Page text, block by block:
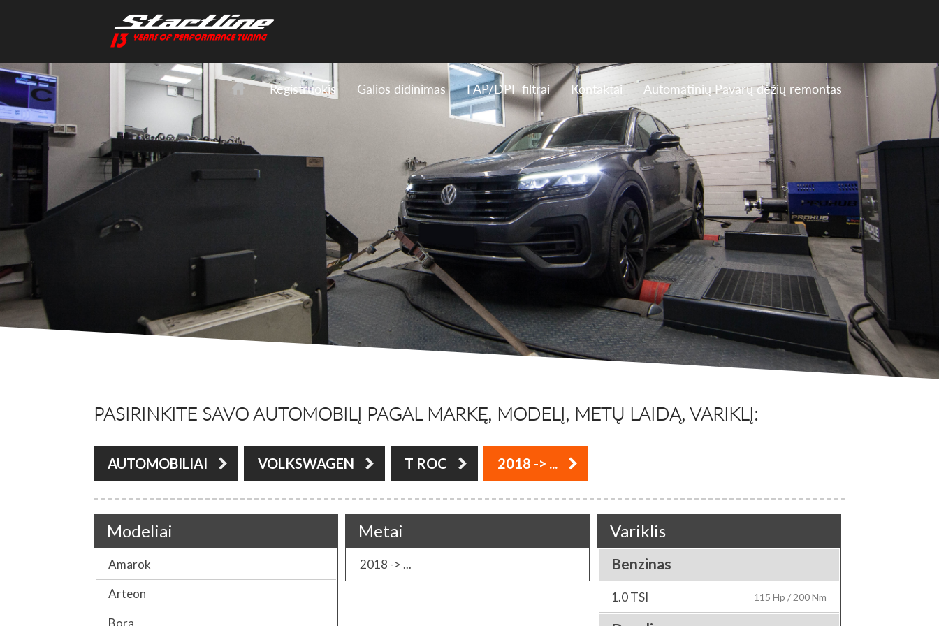
Registruokis Galios didinimas FAP/DPF filtrai Kontaktai Automatinių Pavarų dėžių remontas
PASIRINKITE SAVO AUTOMOBILĮ PAGAL MARKĘ, MODELĮ, METŲ LAIDĄ, VARIKLĮ:
AUTOMOBILIAI VOLKSWAGEN T ROC 2018 -> ...
Modeliai
Amarok
Arteon
Bora
Metai
2018 -> ...
Variklis
Benzinas
1.0 TSI 115 Hp / 200 Nm